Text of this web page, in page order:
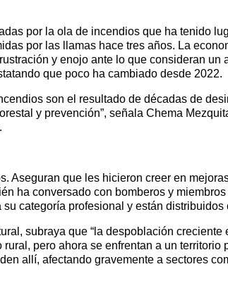
por la ola de incendios que ha tenido
por las llamas hace tres años. La
y enojo ante lo que consideran
que poco ha cambiado desde 2022.
son el resultado de décadas de
y prevención”, señala Chema
Aseguran que les hicieron creer en
ha conversado con bomberos y
categoría profesional y están distribuidos
subraya que “la despoblación
pero ahora se enfrentan a un territorio
allí, afectando gravemente a sectores